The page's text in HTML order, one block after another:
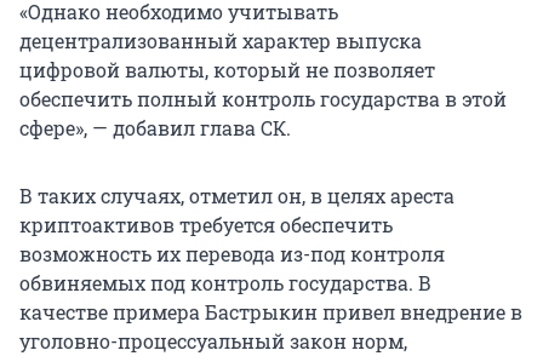
«Однако необходимо учитывать
децентрализованный характер выпуска
цифровой валюты, который не позволяет
обеспечить полный контроль государства в этой
сфере», — добавил глава СК.
В таких случаях, отметил он, в целях ареста
криптоактивов требуется обеспечить
возможность их перевода из-под контроля
обвиняемых под контроль государства. В
качестве примера Бастрыкин привел внедрение в
уголовно-процессуальный закон норм,